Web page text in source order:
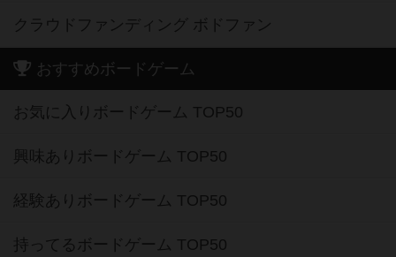
クラウドファンディング ボドファン
おすすめボードゲーム
お気に入りボードゲーム TOP50
興味ありボードゲーム TOP50
経験ありボードゲーム TOP50
持ってるボードゲーム TOP50